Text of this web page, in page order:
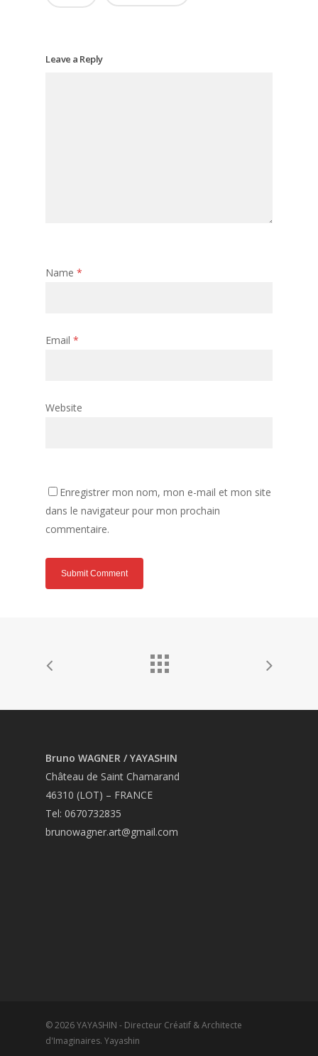
Leave a Reply
Name *
Email *
Website
Enregistrer mon nom, mon e-mail et mon site
dans le navigateur pour mon prochain
commentaire.
Bruno WAGNER / YAYASHIN
Château de Saint Chamarand
46310 (LOT) – FRANCE
Tel: 0670732835
brunowagner.art@gmail.com
© 2026 YAYASHIN - Directeur Créatif & Architecte
d'Imaginaires. Yayashin